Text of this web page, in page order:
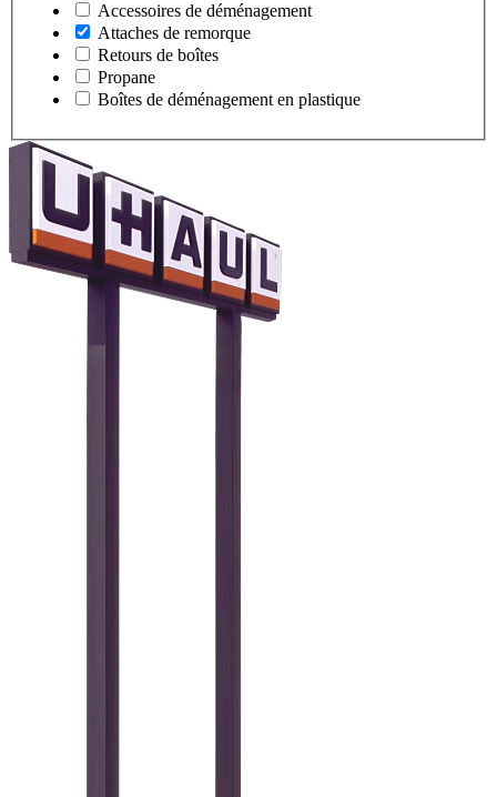
Accessoires de déménagement
Attaches de remorque
Retours de boîtes
Propane
Boîtes de déménagement en plastique